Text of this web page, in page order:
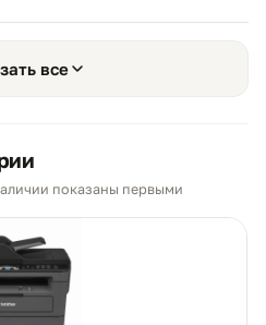
все
показаны первыми